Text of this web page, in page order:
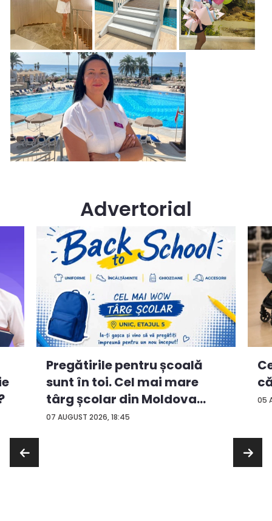
Advertorial
07 AUGUST 2026, 18:45
Pregătirile pentru școală
sunt în toi. Cel mai mare
târg școlar din Moldova
con...
05